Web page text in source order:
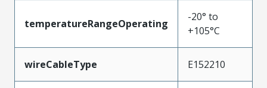
temperatureRangeOperating
-20° to
+105°C
wireCableType E152210